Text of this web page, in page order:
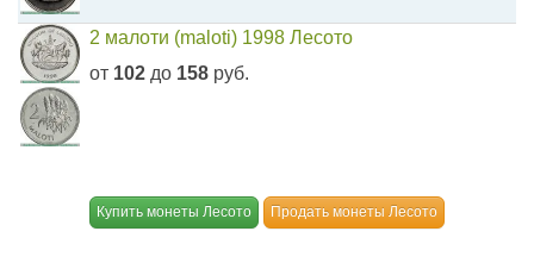
2 малоти (maloti) 1998 Лесото
от 102 до 158 руб.
Купить монеты Лесото Продать монеты Лесото